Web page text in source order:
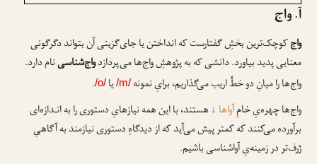
آ. واج
واجکوچک‌ترین بخشِ گفتارست که انداختن یا جای‌گزینی آن بتواند دگرگونی
معنایی پدید بیاورد. دانشی که به پژوهشِ واج‌ها می‌پردازدواج‌شناسینام دارد.
واج‌ها را میانِ دو خطِّ اریب می‌گذاریم، برایِ نمونه/m/یا/o/
.
واج‌ها چهره‌یِ خامِآواها↓هستند، با این همه نیازهایِ دستوری را به انـدازه‌ای
برآورده می‌کنند که کمتر پیش می‌آید که از دیدگاهِ دستوری نیازمند به آگاهیِ
ژرف‌تر در زمینه‌یِ آواشناسی باشیم.